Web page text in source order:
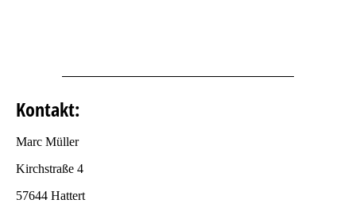
Kontakt:
Marc Müller
Kirchstraße 4
57644 Hattert